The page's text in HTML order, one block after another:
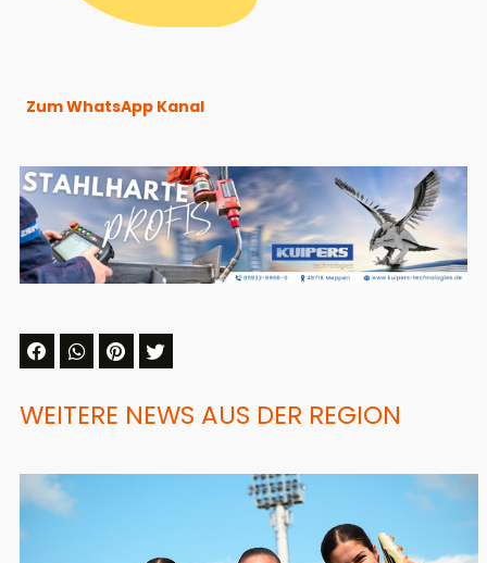
Zum WhatsApp Kanal
WEITERE NEWS AUS DER REGION